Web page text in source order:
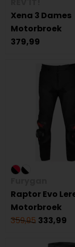
Xena 3 Dames
Motorbroek
379,99
Raptor Evo
Motorbroek
359,95 333,99